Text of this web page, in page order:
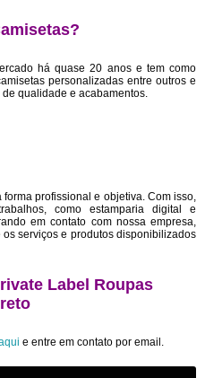
há quase 20 anos e tem como
personalizadas entre outros e
qualidade e acabamentos.
profissional e objetiva. Com isso,
como estamparia digital e
em contato com nossa empresa,
serviços e produtos disponibilizados
Label Roupas
e entre em contato por email.